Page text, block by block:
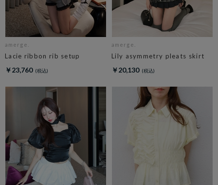
amerge.
Lacie ribbon rib setup
￥23,760
amerge.
Lily asymmetry pleats skirt
￥20,130